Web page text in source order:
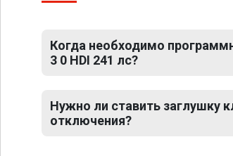
Когда необходимо
3 0 HDI 241 лс?
Нужно ли ставить заглушку
отключения?